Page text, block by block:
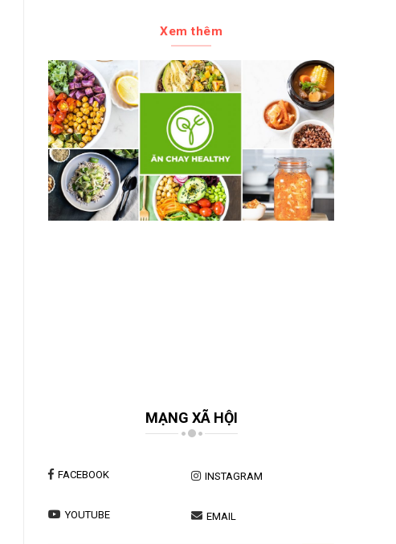
Xem thêm
MẠNG XÃ HỘI
FACEBOOK INSTAGRAM
YOUTUBE EMAIL